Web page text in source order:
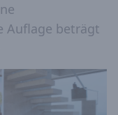
Auflage beträgt